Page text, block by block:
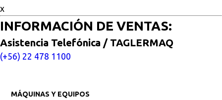
x
INFORMACIÓN DE VENTAS:
Asistencia Telefónica / TAGLERMAQ
(+56) 22 478 1100
MÁQUINAS Y EQUIPOS